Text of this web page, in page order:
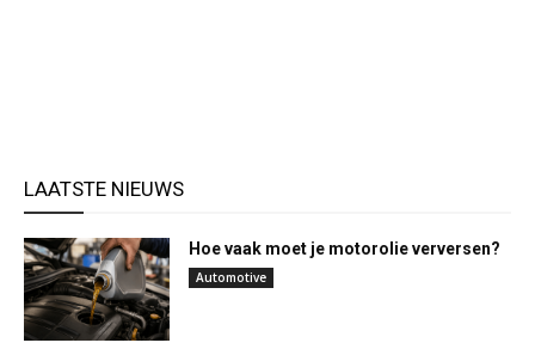
LAATSTE NIEUWS
Hoe vaak moet je motorolie verversen?
Automotive